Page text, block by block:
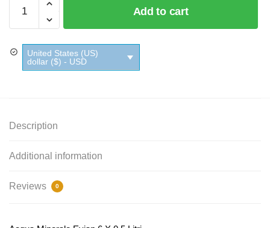
Minerale
Evian 6
X 0.5
Litri
quantity
Add to cart
United States (US)
dollar ($) - USD
Description
Additional information
Reviews 0